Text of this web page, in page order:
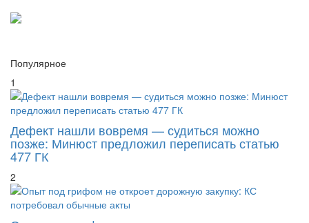
Дефект нашли вовремя — судиться можно
позже: Минюст предложил переписать статью
477 ГК
2
Опыт под грифом не откроет дорожную закупку:
КС потребовал обычные акты